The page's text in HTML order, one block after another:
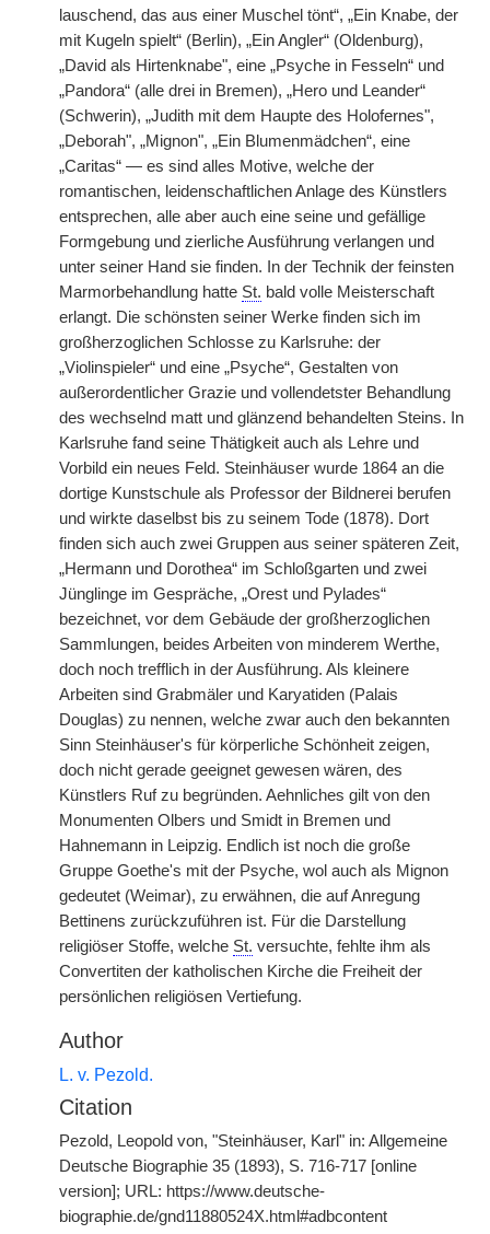
lauschend, das aus einer Muschel tönt“, „Ein Knabe, der
mit Kugeln spielt“ (Berlin), „Ein Angler“ (Oldenburg),
„David als Hirtenknabe", eine „Psyche in Fesseln“ und
„Pandora“ (alle drei in Bremen), „Hero und Leander“
(Schwerin), „Judith mit dem Haupte des Holofernes",
„Deborah", „Mignon", „Ein Blumenmädchen“, eine
„Caritas“ — es sind alles Motive, welche der
romantischen, leidenschaftlichen Anlage des Künstlers
entsprechen, alle aber auch eine seine und gefällige
Formgebung und zierliche Ausführung verlangen und
unter seiner Hand sie finden. In der Technik der feinsten
Marmorbehandlung hatte St. bald volle Meisterschaft
erlangt. Die schönsten seiner Werke finden sich im
großherzoglichen Schlosse zu Karlsruhe: der
„Violinspieler“ und eine „Psyche“, Gestalten von
außerordentlicher Grazie und vollendetster Behandlung
des wechselnd matt und glänzend behandelten Steins. In
Karlsruhe fand seine Thätigkeit auch als Lehre und
Vorbild ein neues Feld. Steinhäuser wurde 1864 an die
dortige Kunstschule als Professor der Bildnerei berufen
und wirkte daselbst bis zu seinem Tode (1878). Dort
finden sich auch zwei Gruppen aus seiner späteren Zeit,
„Hermann und Dorothea“ im Schloßgarten und zwei
Jünglinge im Gespräche, „Orest und Pylades“
bezeichnet, vor dem Gebäude der großherzoglichen
Sammlungen, beides Arbeiten von minderem Werthe,
doch noch trefflich in der Ausführung. Als kleinere
Arbeiten sind Grabmäler und Karyatiden (Palais
Douglas) zu nennen, welche zwar auch den bekannten
Sinn Steinhäuser's für körperliche Schönheit zeigen,
doch nicht gerade geeignet gewesen wären, des
Künstlers Ruf zu begründen. Aehnliches gilt von den
Monumenten Olbers und Smidt in Bremen und
Hahnemann in Leipzig. Endlich ist noch die große
Gruppe Goethe's mit der Psyche, wol auch als Mignon
gedeutet (Weimar), zu erwähnen, die auf Anregung
Bettinens zurückzuführen ist. Für die Darstellung
religiöser Stoffe, welche St. versuchte, fehlte ihm als
Convertiten der katholischen Kirche die Freiheit der
persönlichen religiösen Vertiefung.
Author
L. v. Pezold.
Citation
Pezold, Leopold von, "Steinhäuser, Karl" in: Allgemeine
Deutsche Biographie 35 (1893), S. 716-717 [online
version]; URL: https://www.deutsche-
biographie.de/gnd11880524X.html#adbcontent